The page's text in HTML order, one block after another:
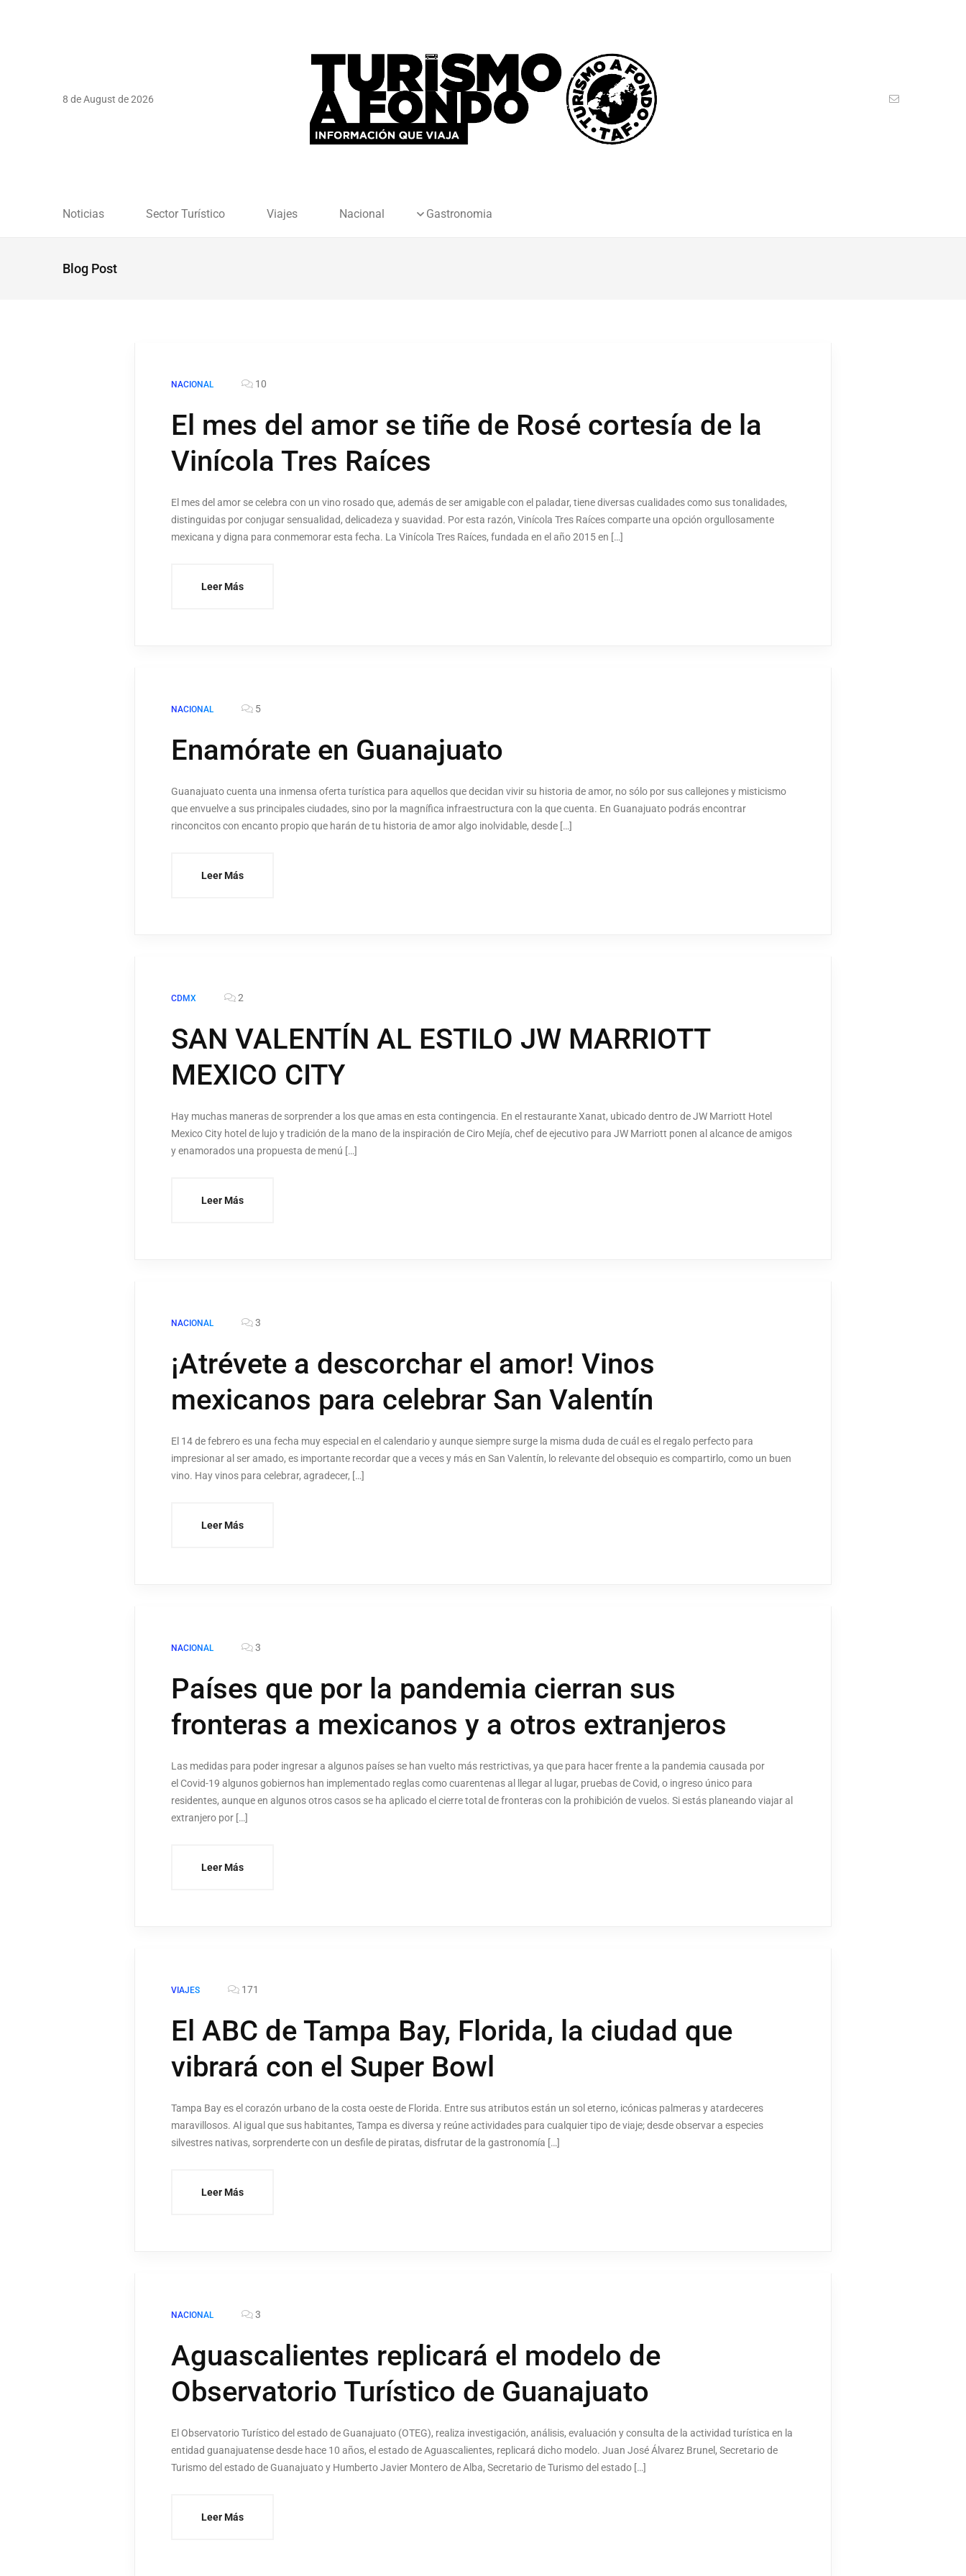
8 de August de 2026
Noticias Sector Turístico Viajes Nacional Gastronomia
Blog Post
NACIONAL 10
El mes del amor se tiñe de Rosé cortesía de la
Vinícola Tres Raíces
El mes del amor se celebra con un vino rosado que, además de ser amigable con el paladar, tiene diversas cualidades como sus tonalidades,
distinguidas por conjugar sensualidad, delicadeza y suavidad. Por esta razón, Vinícola Tres Raíces comparte una opción orgullosamente
mexicana y digna para conmemorar esta fecha. La Vinícola Tres Raíces, fundada en el año 2015 en […]
Leer Más
NACIONAL 5
Enamórate en Guanajuato
Guanajuato cuenta una inmensa oferta turística para aquellos que decidan vivir su historia de amor, no sólo por sus callejones y misticismo
que envuelve a sus principales ciudades, sino por la magnífica infraestructura con la que cuenta. En Guanajuato podrás encontrar
rinconcitos con encanto propio que harán de tu historia de amor algo inolvidable, desde […]
Leer Más
CDMX 2
SAN VALENTÍN AL ESTILO JW MARRIOTT
MEXICO CITY
Hay muchas maneras de sorprender a los que amas en esta contingencia. En el restaurante Xanat, ubicado dentro de JW Marriott Hotel
Mexico City hotel de lujo y tradición de la mano de la inspiración de Ciro Mejía, chef de ejecutivo para JW Marriott ponen al alcance de amigos
y enamorados una propuesta de menú […]
Leer Más
NACIONAL 3
¡Atrévete a descorchar el amor! Vinos
mexicanos para celebrar San Valentín
El 14 de febrero es una fecha muy especial en el calendario y aunque siempre surge la misma duda de cuál es el regalo perfecto para
impresionar al ser amado, es importante recordar que a veces y más en San Valentín, lo relevante del obsequio es compartirlo, como un buen
vino. Hay vinos para celebrar, agradecer, […]
Leer Más
NACIONAL 3
Países que por la pandemia cierran sus
fronteras a mexicanos y a otros extranjeros
Las medidas para poder ingresar a algunos países se han vuelto más restrictivas, ya que para hacer frente a la pandemia causada por
el Covid-19 algunos gobiernos han implementado reglas como cuarentenas al llegar al lugar, pruebas de Covid, o ingreso único para
residentes, aunque en algunos otros casos se ha aplicado el cierre total de fronteras con la prohibición de vuelos. Si estás planeando viajar al
extranjero por […]
Leer Más
VIAJES 171
El ABC de Tampa Bay, Florida, la ciudad que
vibrará con el Super Bowl
Tampa Bay es el corazón urbano de la costa oeste de Florida. Entre sus atributos están un sol eterno, icónicas palmeras y atardeceres
maravillosos. Al igual que sus habitantes, Tampa es diversa y reúne actividades para cualquier tipo de viaje; desde observar a especies
silvestres nativas, sorprenderte con un desfile de piratas, disfrutar de la gastronomía […]
Leer Más
NACIONAL 3
Aguascalientes replicará el modelo de
Observatorio Turístico de Guanajuato
El Observatorio Turístico del estado de Guanajuato (OTEG), realiza investigación, análisis, evaluación y consulta de la actividad turística en la
entidad guanajuatense desde hace 10 años, el estado de Aguascalientes, replicará dicho modelo. Juan José Álvarez Brunel, Secretario de
Turismo del estado de Guanajuato y Humberto Javier Montero de Alba, Secretario de Turismo del estado […]
Leer Más